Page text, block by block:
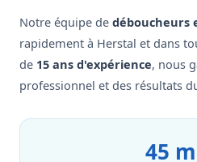
Notre équipe de déboucheurs
rapidement à Herstal et dans
de 15 ans d'expérience, nous
professionnel et des résultats
45